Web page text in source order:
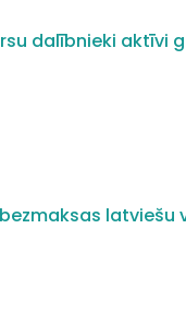
dalībnieki
latviešu